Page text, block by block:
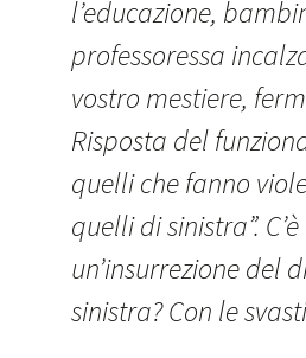
l’educazione,
professoressa
vostro mestiere,
Risposta del
quelli che fanno
quelli di sinistra”. C’è
un’insurrezione del
sinistra? Con le